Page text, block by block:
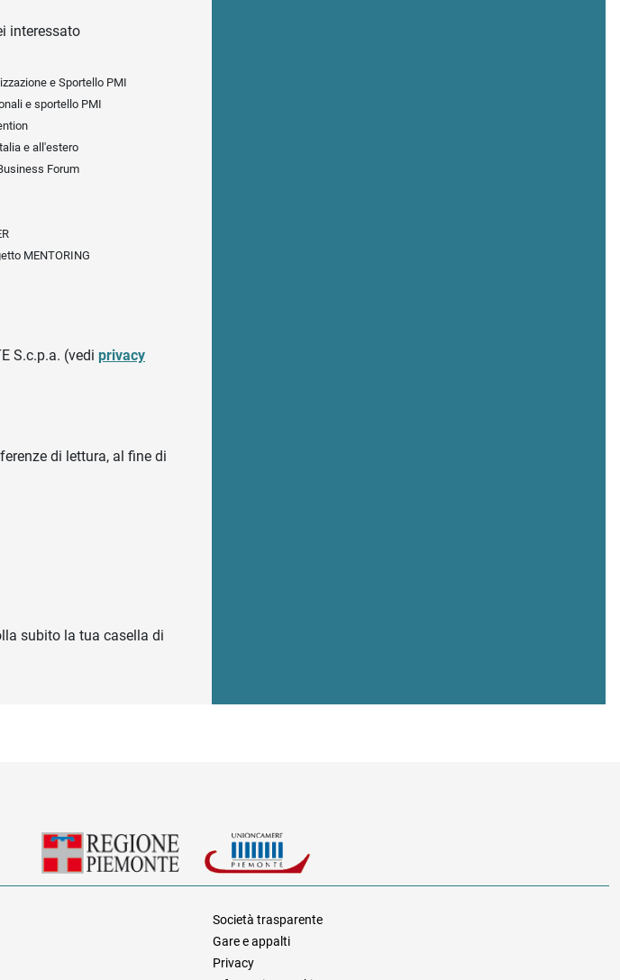
interessato
e Sportello PMI
e sportello PMI
e all'estero
Forum
MENTORING
S.c.p.a. (vedi privacy
di lettura, al fine di
subito la tua casella di
e trasparenza
Società trasparente
Gare e appalti
Privacy